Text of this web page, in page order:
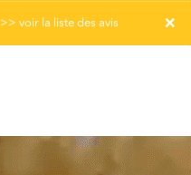
×
>> voir la liste des avis